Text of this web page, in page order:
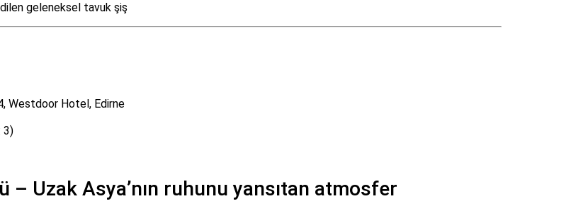
geleneksel tavuk şiş
Westdoor Hotel, Edirne
3)
– Uzak Asya’nın ruhunu yansıtan atmosfer